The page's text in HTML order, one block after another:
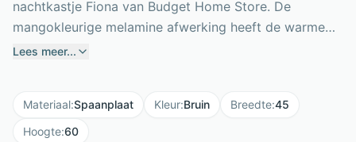
nachtkastje Fiona van Budget Home Store. De
mangokleurige melamine afwerking heeft de warme
uitstraling van hout en is tegelijk krasbestendig,
handbereik, terwijl het rechtsdraaiende deurtje extra
spullen netjes uit het zicht bewaart. Zwarte accenten
Lees meer...
Materiaal:Spaanplaat Kleur:Bruin Breedte:45
Hoogte:60